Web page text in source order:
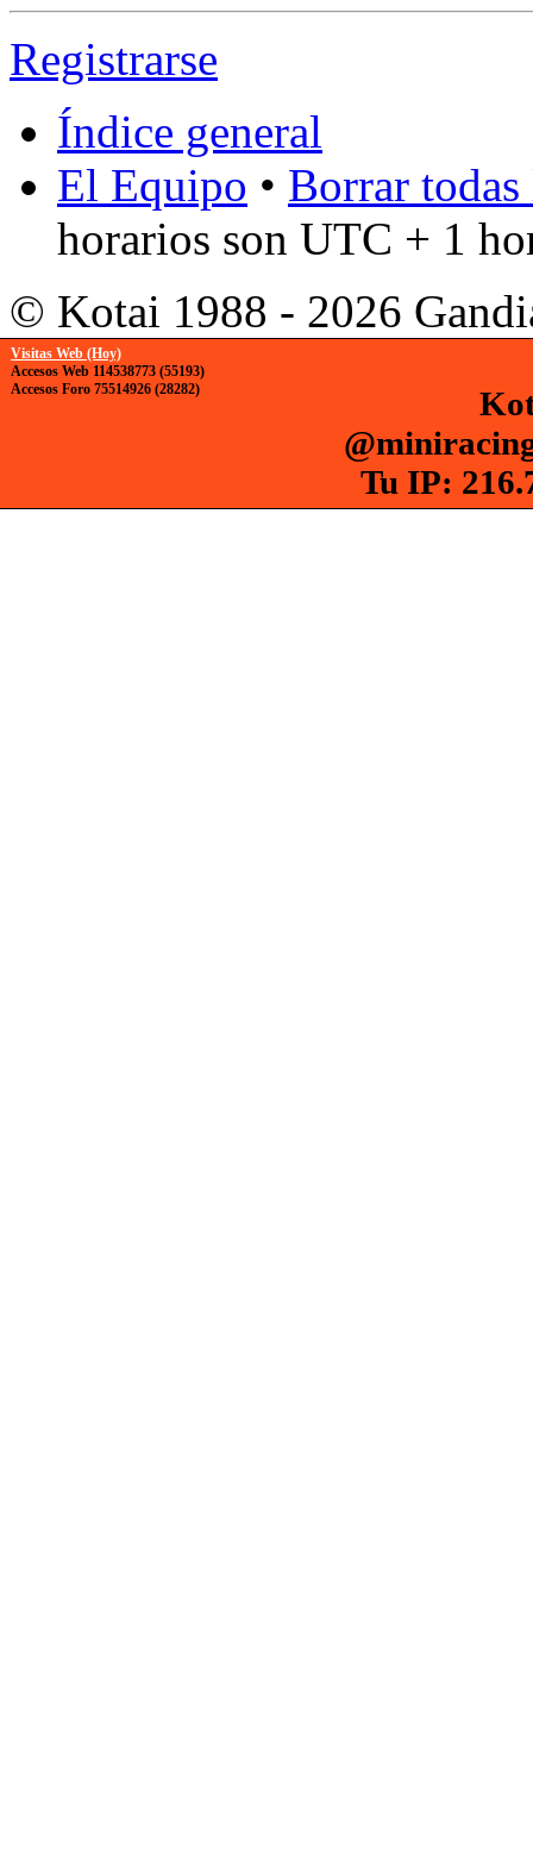
Registrarse
Índice general
El Equipo • Borrar
horarios son UTC + 1
© Kotai 1988 - 2026
Visitas Web (Hoy)
Accesos Web 114538773 (55193)
Accesos Foro 75514926 (28282)
Tu IP: